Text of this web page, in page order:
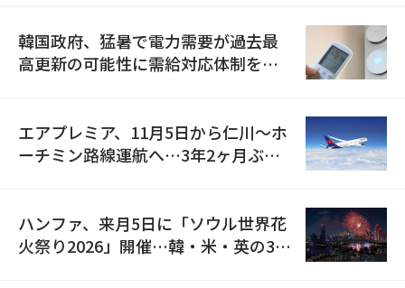
韓国政府、猛暑で電力需要が過去最
高更新の可能性に需給対応体制を点
エアプレミア、11月5日から仁川〜ホ
ーチミン路線運航へ…3年2ヶ月ぶり
ハンファ、来月5日に「ソウル世界花
火祭り2026」開催…韓・米・英の3カ